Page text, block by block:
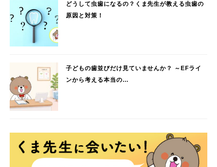
どうして虫歯になるの？くま先生が教える虫歯の
原因と対策！
子どもの歯並びだけ見ていませんか？ ～EFライ
ンから考える本当の…